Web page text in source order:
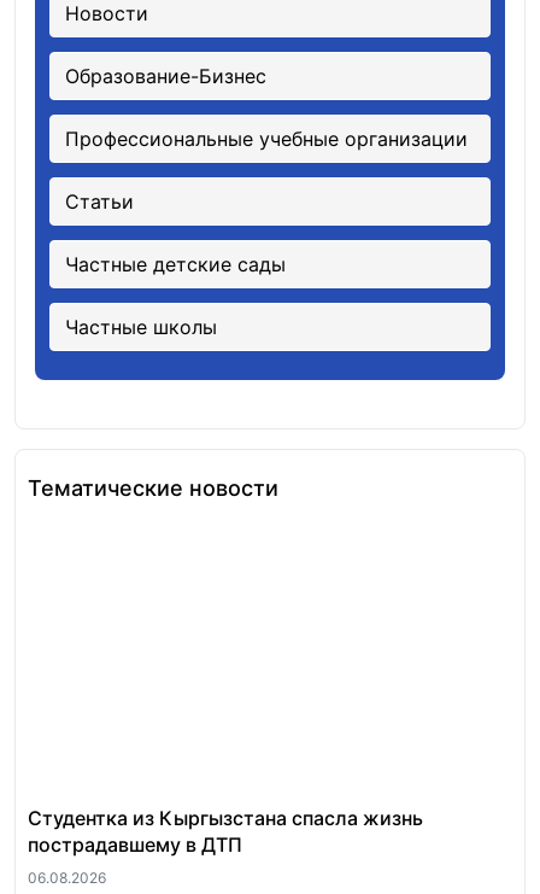
Новости
Образование-Бизнес
Профессиональные учебные организации
Статьи
Частные детские сады
Частные школы
Тематические новости
Студентка из Кыргызстана спасла жизнь
пострадавшему в ДТП
06.08.2026